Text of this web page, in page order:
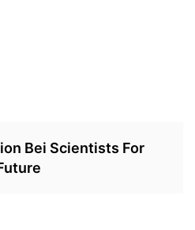
Bei Scientists For